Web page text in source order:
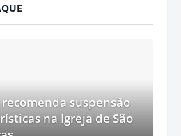
recomenda suspensão
na Igreja de São